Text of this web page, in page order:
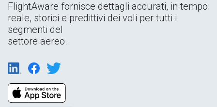
FlightAware fornisce dettagli accurati, in tempo
reale, storici e predittivi dei voli per tutti i
segmenti del
settore aereo.